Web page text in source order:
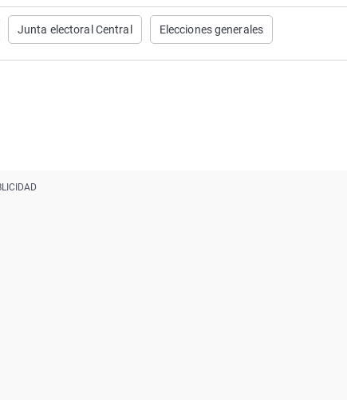
Junta electoral Central Elecciones generales